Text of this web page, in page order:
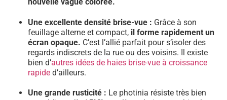
Une excellente densité brise-vue : Grâce à son
feuillage alterne et compact, il forme rapidement un
écran opaque. C’est l’allié parfait pour s’isoler des
regards indiscrets de la rue ou des voisins. Il existe
bien d’autres idées de haies brise-vue à croissance
rapide d’ailleurs.
Une grande rusticité : Le photinia résiste très bien